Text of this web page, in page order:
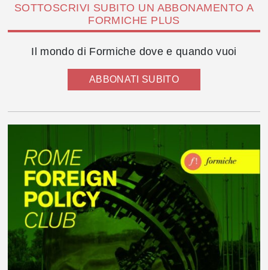
SOTTOSCRIVI SUBITO UN ABBONAMENTO A
FORMICHE PLUS
Il mondo di Formiche dove e quando vuoi
ABBONATI SUBITO